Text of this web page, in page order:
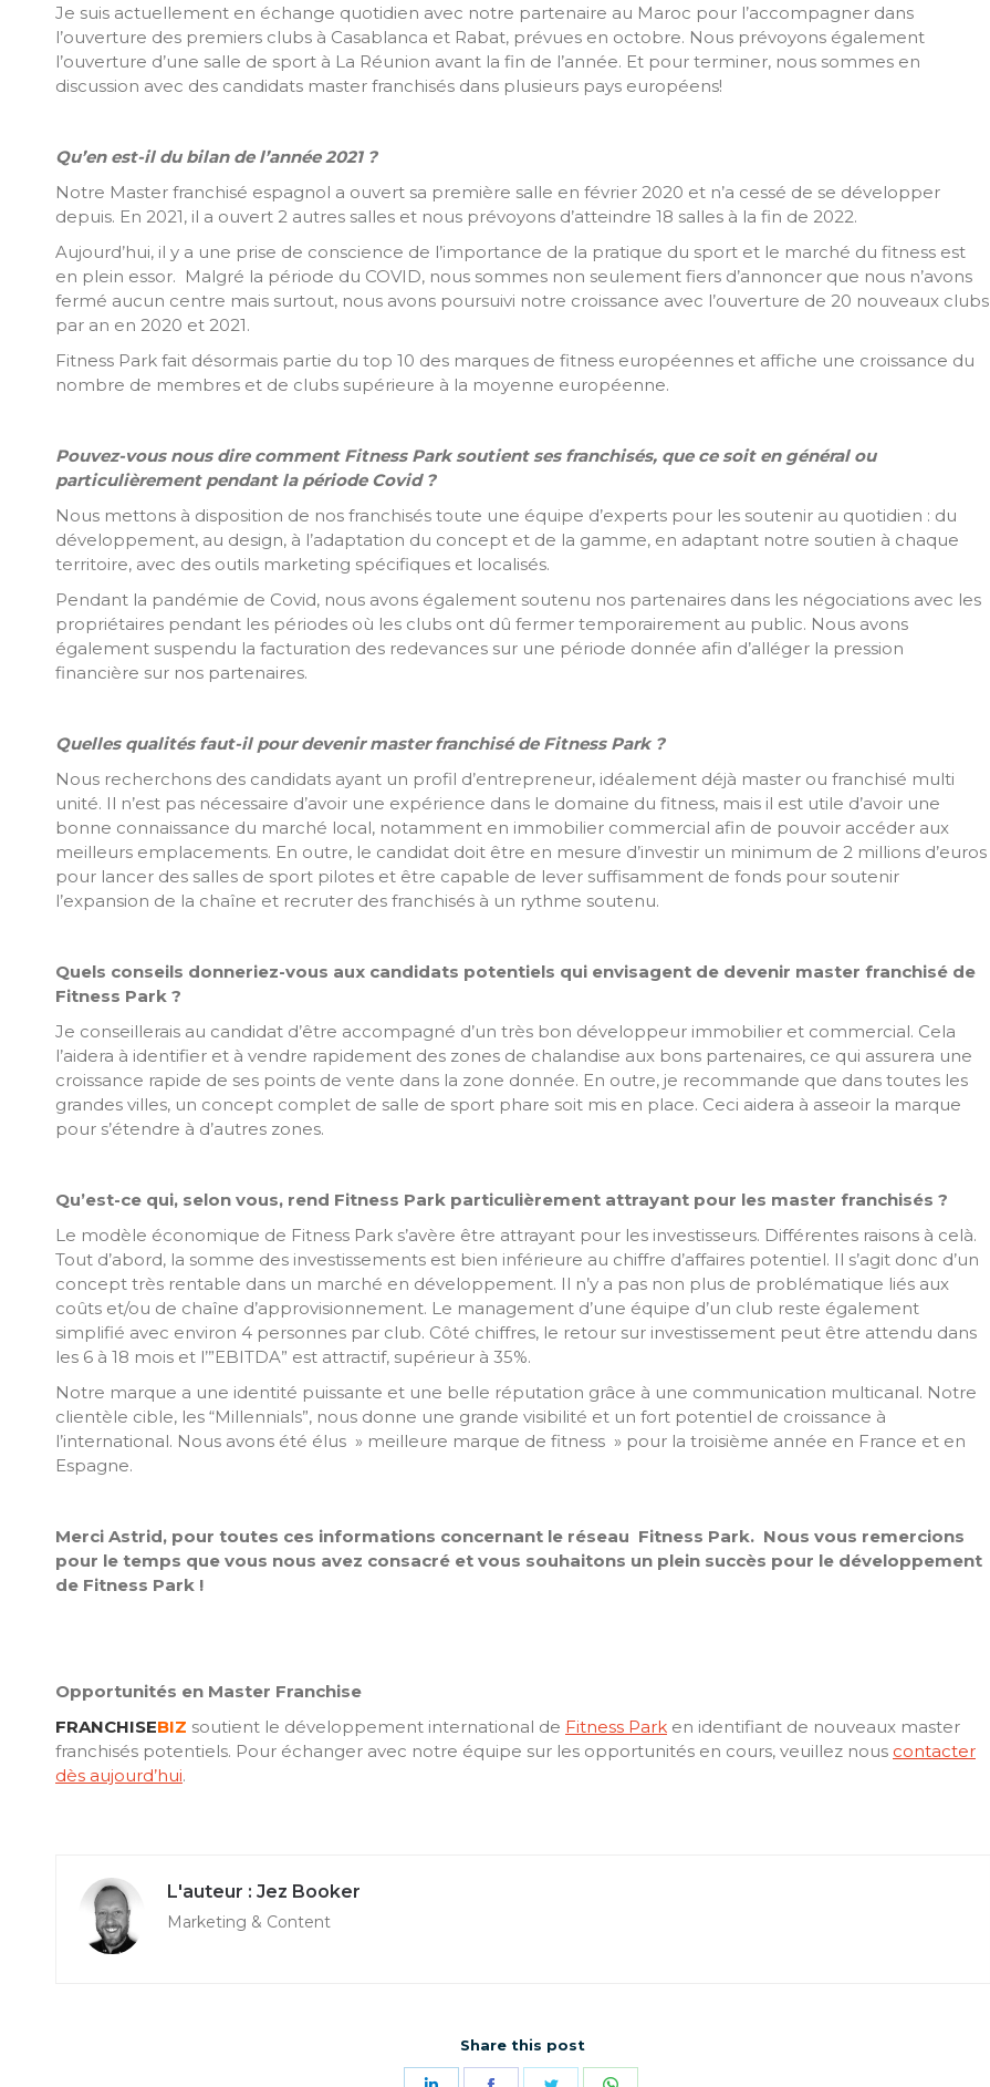
Je suis actuellement en échange quotidien avec notre partenaire au Maroc pour l’accompagner dans
l’ouverture des premiers clubs à Casablanca et Rabat, prévues en octobre. Nous prévoyons également
l’ouverture d’une salle de sport à La Réunion avant la fin de l’année. Et pour terminer, nous sommes en
discussion avec des candidats master franchisés dans plusieurs pays européens!
Qu’en est-il du bilan de l’année 2021 ?
Notre Master franchisé espagnol a ouvert sa première salle en février 2020 et n’a cessé de se développer
depuis. En 2021, il a ouvert 2 autres salles et nous prévoyons d’atteindre 18 salles à la fin de 2022.
Aujourd’hui, il y a une prise de conscience de l’importance de la pratique du sport et le marché du fitness est
en plein essor. Malgré la période du COVID, nous sommes non seulement fiers d’annoncer que nous n’avons
fermé aucun centre mais surtout, nous avons poursuivi notre croissance avec l’ouverture de 20 nouveaux clubs
par an en 2020 et 2021.
Fitness Park fait désormais partie du top 10 des marques de fitness européennes et affiche une croissance du
nombre de membres et de clubs supérieure à la moyenne européenne.
Pouvez-vous nous dire comment Fitness Park soutient ses franchisés, que ce soit en général ou
particulièrement pendant la période Covid ?
Nous mettons à disposition de nos franchisés toute une équipe d’experts pour les soutenir au quotidien : du
développement, au design, à l’adaptation du concept et de la gamme, en adaptant notre soutien à chaque
territoire, avec des outils marketing spécifiques et localisés.
Pendant la pandémie de Covid, nous avons également soutenu nos partenaires dans les négociations avec les
propriétaires pendant les périodes où les clubs ont dû fermer temporairement au public. Nous avons
également suspendu la facturation des redevances sur une période donnée afin d’alléger la pression
financière sur nos partenaires.
Quelles qualités faut-il pour devenir master franchisé de Fitness Park ?
Nous recherchons des candidats ayant un profil d’entrepreneur, idéalement déjà master ou franchisé multi
unité. Il n’est pas nécessaire d’avoir une expérience dans le domaine du fitness, mais il est utile d’avoir une
bonne connaissance du marché local, notamment en immobilier commercial afin de pouvoir accéder aux
meilleurs emplacements. En outre, le candidat doit être en mesure d’investir un minimum de 2 millions d’euros
pour lancer des salles de sport pilotes et être capable de lever suffisamment de fonds pour soutenir
l’expansion de la chaîne et recruter des franchisés à un rythme soutenu.
Quels conseils donneriez-vous aux candidats potentiels qui envisagent de devenir master franchisé de
Fitness Park ?
Je conseillerais au candidat d’être accompagné d’un très bon développeur immobilier et commercial. Cela
l’aidera à identifier et à vendre rapidement des zones de chalandise aux bons partenaires, ce qui assurera une
croissance rapide de ses points de vente dans la zone donnée. En outre, je recommande que dans toutes les
grandes villes, un concept complet de salle de sport phare soit mis en place. Ceci aidera à asseoir la marque
pour s’étendre à d’autres zones.
Qu’est-ce qui, selon vous, rend Fitness Park particulièrement attrayant pour les master franchisés ?
Le modèle économique de Fitness Park s’avère être attrayant pour les investisseurs. Différentes raisons à celà.
Tout d’abord, la somme des investissements est bien inférieure au chiffre d’affaires potentiel. Il s’agit donc d’un
concept très rentable dans un marché en développement. Il n’y a pas non plus de problématique liés aux
coûts et/ou de chaîne d’approvisionnement. Le management d’une équipe d’un club reste également
simplifié avec environ 4 personnes par club. Côté chiffres, le retour sur investissement peut être attendu dans
les 6 à 18 mois et l’”EBITDA” est attractif, supérieur à 35%.
Notre marque a une identité puissante et une belle réputation grâce à une communication multicanal. Notre
clientèle cible, les “Millennials”, nous donne une grande visibilité et un fort potentiel de croissance à
l’international. Nous avons été élus » meilleure marque de fitness » pour la troisième année en France et en
Espagne.
Merci Astrid, pour toutes ces informations concernant le réseau Fitness Park. Nous vous remercions
pour le temps que vous nous avez consacré et vous souhaitons un plein succès pour le développement
de Fitness Park !
Opportunités en Master Franchise
FRANCHISEBIZ soutient le développement international de Fitness Park en identifiant de nouveaux master
franchisés potentiels. Pour échanger avec notre équipe sur les opportunités en cours, veuillez nous contacter
dès aujourd’hui.
Jez Booker
Marketing & Content
Share this post